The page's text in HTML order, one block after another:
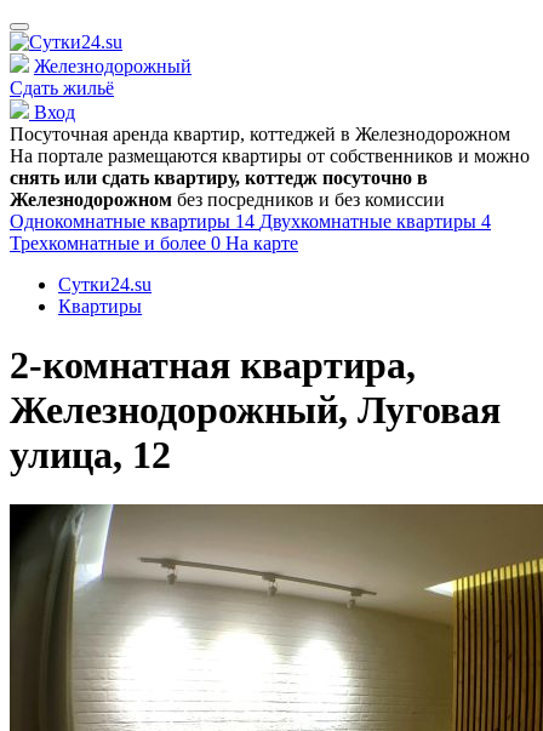
Железнодорожный
Сдать жильё
Вход
Посуточная аренда квартир, коттеджей в Железнодорожном
На портале размещаются квартиры от собственников и можно
снять или сдать квартиру, коттедж посуточно в
Железнодорожном без посредников и без комиссии
Однокомнатные квартиры 14 Двухкомнатные квартиры 4
Трехкомнатные и более 0 На карте
Сутки24.su
Квартиры
2-комнатная квартира,
Железнодорожный, Луговая
улица, 12